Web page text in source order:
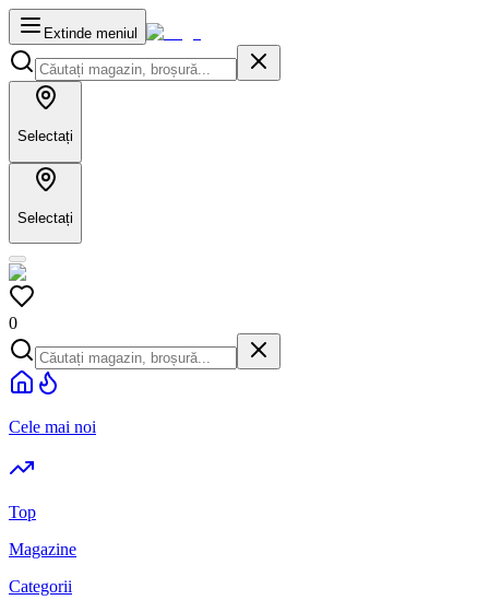
Extinde meniul
Selectați
Selectați
0
Cele mai noi
Top
Magazine
Categorii